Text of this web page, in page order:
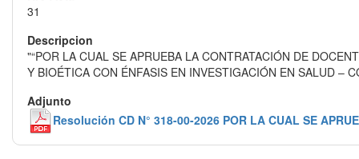
31
"“POR LA CUAL SE APRUEBA LA CONTRATACIÓN DE
Y BIOÉTICA CON ÉNFASIS EN INVESTIGACIÓN EN SALUD –
Resolución CD N° 318-00-2026 POR LA CUAL SE